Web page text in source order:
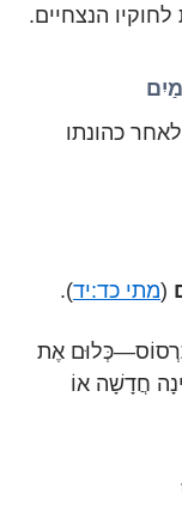
לחוקיו הנצחיים.
כהונתו
(מתי כד:יד).
אֶת
חֲדָשָׁה אוֹ